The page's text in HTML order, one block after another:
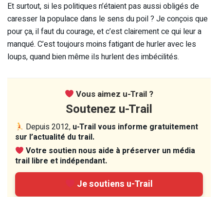
Et surtout, si les politiques n’étaient pas aussi obligés de
caresser la populace dans le sens du poil ? Je conçois que
pour ça, il faut du courage, et c’est clairement ce qui leur a
manqué. C’est toujours moins fatigant de hurler avec les
loups, quand bien même ils hurlent des imbécilités.
Vous aimez u-Trail ?
Soutenez u-Trail
Depuis 2012, u-Trail vous informe gratuitement
sur l’actualité du trail.
Votre soutien nous aide à préserver un média
trail libre et indépendant.
Je soutiens u-Trail